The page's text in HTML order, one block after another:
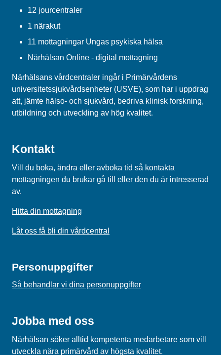
12 jourcentraler
1 närakut
11 mottagningar Ungas psykiska hälsa
Närhälsan Online - digital mottagning
Närhälsans vårdcentraler ingår i Primärvårdens
universitetssjukvårdsenheter (USVE), som har i uppdrag
att, jämte hälso- och sjukvård, bedriva klinisk forskning,
utbildning och utveckling av hög kvalitet.
Kontakt
Vill du boka, ändra eller avboka tid så kontakta
mottagningen du brukar gå till eller den du är intresserad
av.
Hitta din mottagning
Låt oss få bli din vårdcentral
Personuppgifter
Så behandlar vi dina personuppgifter
Jobba med oss
Närhälsan söker alltid kompetenta medarbetare som vill
utveckla nära primärvård av högsta kvalitet.